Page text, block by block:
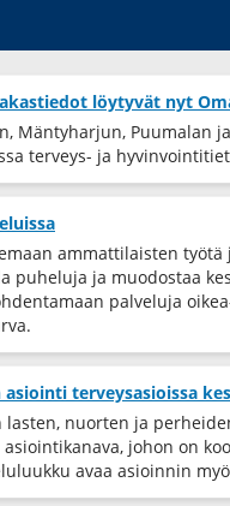
löytyvät nyt
Mäntyharjun, Puumalan
terveys-​ ja
ammattilaisten
puheluja ja muodostaa
palveluja
asiointi terveysasioissa
lasten, nuorten ja
johon on
avaa asioinnin